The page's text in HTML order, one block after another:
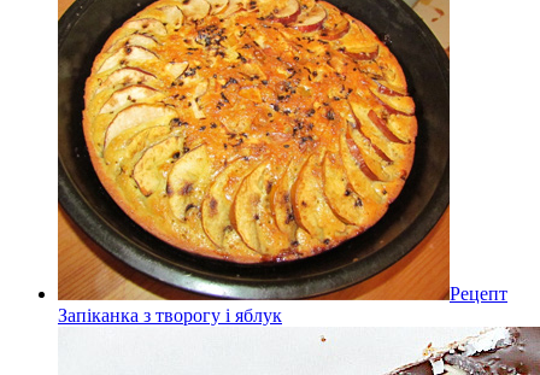
Рецепт
Запіканка з творогу і яблук